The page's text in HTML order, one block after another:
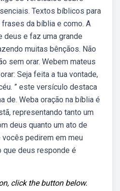
Textos bíblicos para
da bíblia e como. A
deus e faz uma grande
muitas bênçãos. Não
sem orar. Webem mateus
Seja feita a tua vontade,
” este versículo destaca
de. Weba oração na bíblia é
representando tanto um
deus quanto um ato de
vocês pedirem em meu
que deus responde é
click the button below.